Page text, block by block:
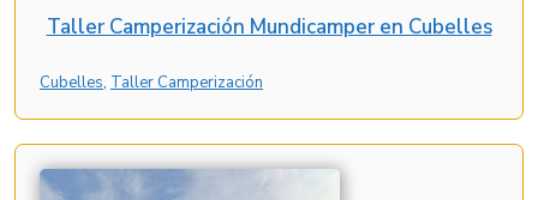
Taller Camperización Mundicamper en Cubelles
Cubelles, Taller Camperización